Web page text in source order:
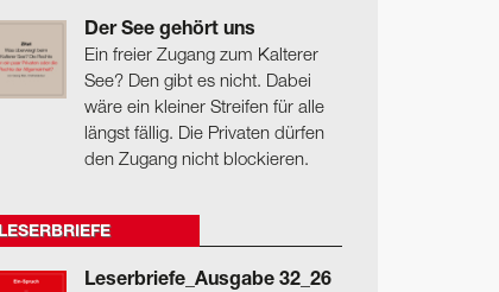
Der See gehört uns
Ein freier Zugang zum Kalterer
See? Den gibt es nicht. Dabei
wäre ein kleiner Streifen für alle
längst fällig. Die Privaten dürfen
den Zugang nicht blockieren.
LESERBRIEFE
Leserbriefe_Ausgabe 32_26